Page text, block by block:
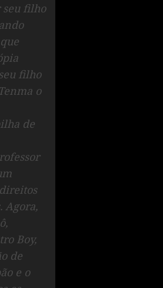
filho
filho
o
de
Agora,
Boy,
de
e o